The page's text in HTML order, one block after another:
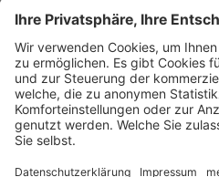
Brixen Tourismus
Privacy
Impressum